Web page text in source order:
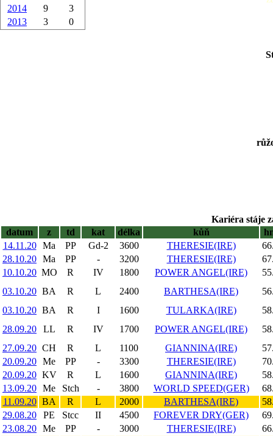
2014
9
3
2013
3 0
Kariéra stáje
datum
z td kat délka kůň
14.11.20
Ma PP Gd-2 3600 THERESIE(IRE)
28.10.20 Ma PP - 3200 THERESIE(IRE)
10.10.20 MO R IV 1800 POWER ANGEL(IRE)
03.10.20 BA R L 2400 BARTHESA(IRE)
03.10.20 BA R I 1600 TULARKA(IRE)
28.09.20
LL R IV 1700 POWER ANGEL(IRE)
27.09.20 CH R L 1100 GIANNINA(IRE)
20.09.20 Me PP - 3300 THERESIE(IRE)
20.09.20 KV R L 1600 GIANNINA(IRE)
13.09.20 Me Stch - 3800 WORLD SPEED(GER)
11.09.20 BA R L 2000 BARTHESA(IRE)
29.08.20
PE Stcc II 4500 FOREVER DRY(GER)
23.08.20 Me PP - 3000 THERESIE(IRE)